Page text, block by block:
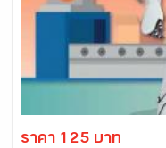
ราคา 125 บาท